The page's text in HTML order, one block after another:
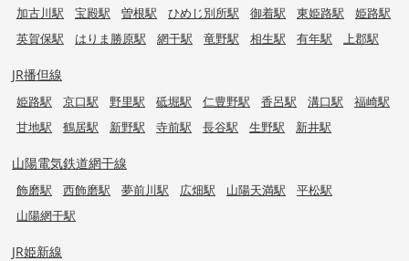
加古川駅
宝殿駅 曽根駅 ひめじ別所駅 御着駅 東姫路駅
姫路駅
英賀保駅
はりま勝原駅 網干駅 竜野駅 相生駅 有年駅 上郡駅
JR播但線
姫路駅 京口駅 野里駅 砥堀駅 仁豊野駅 香呂駅 溝口駅
福崎駅
甘地駅
鶴居駅 新野駅 寺前駅 長谷駅 生野駅 新井駅
山陽電気鉄道網干線
飾磨駅 西飾磨駅 夢前川駅 広畑駅 山陽天満駅
平松駅
山陽網干駅
JR姫新線